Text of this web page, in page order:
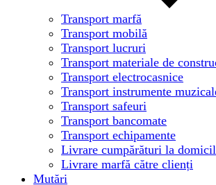
Transport marfă
Transport mobilă
Transport lucruri
Transport materiale de
Transport electrocasnice
Transport instrumente
Transport safeuri
Transport bancomate
Transport echipamente
Livrare cumpărături la
Livrare marfă către clienți
Mutări